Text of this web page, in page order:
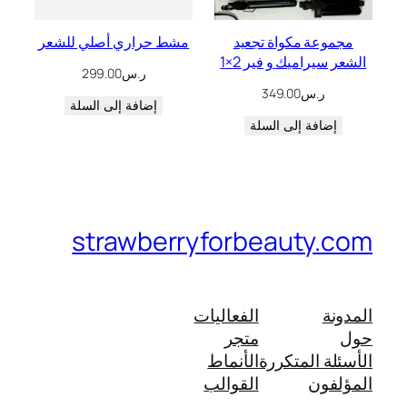
مجموعة مكواة تجعيد
الشعر سيراميك و فير 2×1
ر.س349.00
إضافة إلى السلة
مشط حراري أصلي للشعر
ر.س299.00
إضافة إلى السلة
strawberryforbeauty.com
المدونة
حول
الأسئلة المتكررة
المؤلفون
الفعاليات
متجر
الأنماط
القوالب